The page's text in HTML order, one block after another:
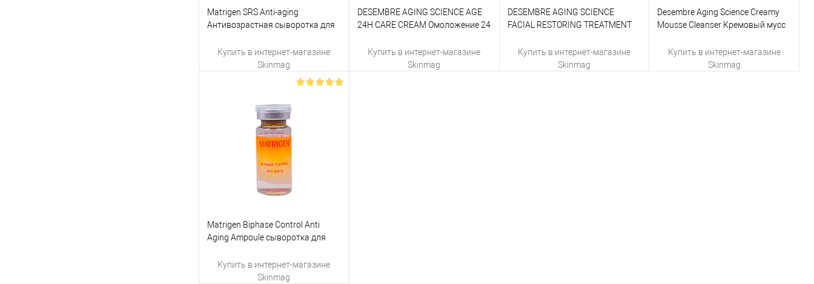
Matrigen SRS Anti-aging
Антивозрастная сыворотка для
мезороллер для лица и
Купить в интернет-магазине
Skinmag
DESEMBRE AGING SCIENCE AGE
24H CARE CREAM Омоложение 24
Купить в интернет-магазине
Skinmag
DESEMBRE AGING SCIENCE
FACIAL RESTORING TREATMENT
концентрат для лица 30 ml
Купить в интернет-магазине
Skinmag
Desembre Aging Science Creamy
Mousse Cleanser Кремовый мусс
Купить в интернет-магазине
Skinmag
Matrigen Biphase Control Anti
Aging Ampoule сыворотка для
Купить в интернет-магазине
Skinmag